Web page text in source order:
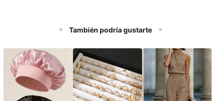
También podría gustarte